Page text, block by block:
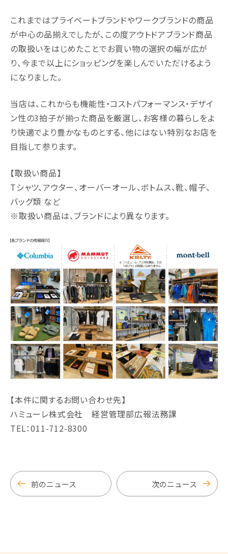
これまではプライベートブランドやワークブランドの商品
が中⼼の品揃えでしたが、この度アウトドアブランド商品
の取扱いをはじめたことでお買い物の選択の幅が広が
り、今まで以上にショッピングを楽しんでいただけるよう
になりました。
当店は、これからも機能性・コストパフォーマンス・デザイ
ン性の3拍⼦が揃った商品を厳選し、お客様の暮らしをよ
り快適でより豊かなものとする、他にはない特別なお店を
⽬指して参ります。
【取扱い商品】
Tシャツ、アウター、オーバーオール、ボトムス、靴、帽⼦、
バッグ類 など
※取扱い商品は、ブランドにより異なります。
【本件に関するお問い合わせ先】
ハミューレ株式会社 経営管理部広報法務課
TEL：011-712-8300
前のニュース 次のニュース